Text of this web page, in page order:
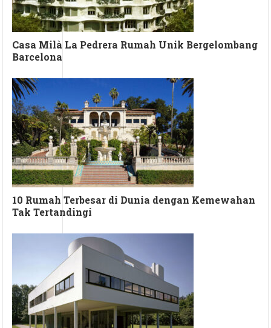
Casa Milà La Pedrera Rumah Unik Bergelombang
Barcelona
10 Rumah Terbesar di Dunia dengan Kemewahan
Tak Tertandingi